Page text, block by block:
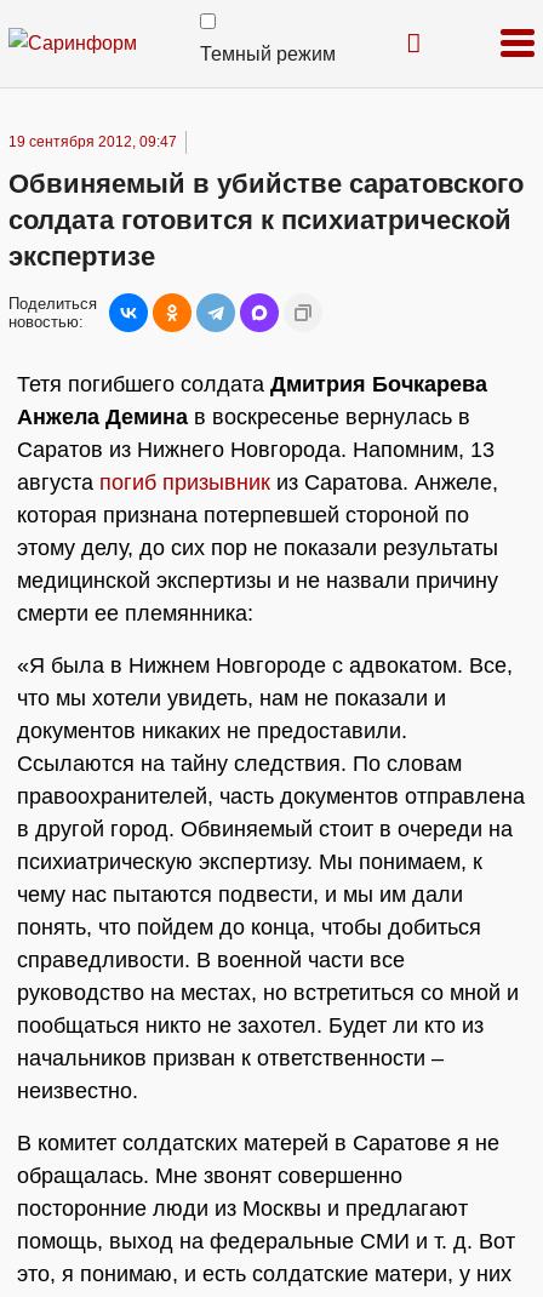
Темный режим
19 сентября 2012, 09:47
Обвиняемый в убийстве саратовского
солдата готовится к психиатрической
экспертизе
Поделиться
новостью:
Тетя погибшего солдата Дмитрия Бочкарева
Анжела Демина в воскресенье вернулась в
Саратов из Нижнего Новгорода. Напомним, 13
августа погиб призывник из Саратова. Анжеле,
которая признана потерпевшей стороной по
этому делу, до сих пор не показали результаты
медицинской экспертизы и не назвали причину
смерти ее племянника:
«Я была в Нижнем Новгороде с адвокатом. Все,
что мы хотели увидеть, нам не показали и
документов никаких не предоставили.
Ссылаются на тайну следствия. По словам
правоохранителей, часть документов отправлена
в другой город. Обвиняемый стоит в очереди на
психиатрическую экспертизу. Мы понимаем, к
чему нас пытаются подвести, и мы им дали
понять, что пойдем до конца, чтобы добиться
справедливости. В военной части все
руководство на местах, но встретиться со мной и
пообщаться никто не захотел. Будет ли кто из
начальников призван к ответственности –
неизвестно.
В комитет солдатских матерей в Саратове я не
обращалась. Мне звонят совершенно
посторонние люди из Москвы и предлагают
помощь, выход на федеральные СМИ и т. д. Вот
это, я понимаю, и есть солдатские матери, у них